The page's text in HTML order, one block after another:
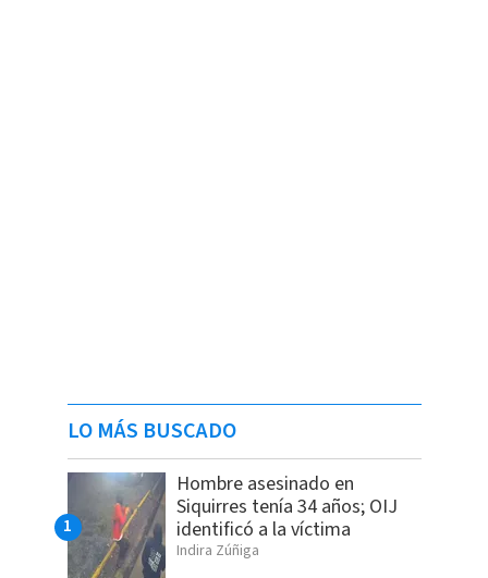
LO MÁS BUSCADO
Hombre asesinado en
Siquirres tenía 34 años; OIJ
identificó a la víctima
Indira Zúñiga